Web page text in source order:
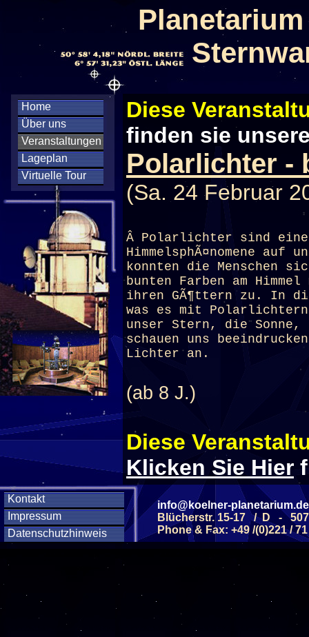
Home
Über uns
Veranstaltungen
Lageplan
Virtuelle Tour
Kontakt
Impressum
Datenschutzhinweis
Diese
finden sie
Polarlichter -
(Sa. 24 Februar
Â Polarlichter sind
HimmelsphÃ¤nomene auf
konnten die Menschen
bunten Farben am
ihren GÃ¶ttern zu. In
was es mit
unser Stern, die
schauen uns
Lichter an.
(ab 8 J.)
Diese
Klicken Sie Hier
Diese
SAMSTAG
info@koelner-planetarium.de
Blücherstr. 15-17 / D -
Phone & Fax: +49 /(0)221 /